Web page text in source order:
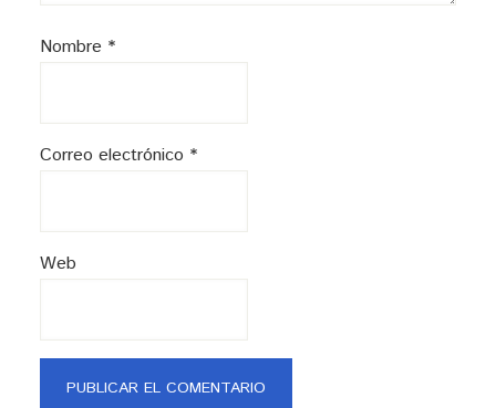
Nombre *
Correo electrónico *
Web